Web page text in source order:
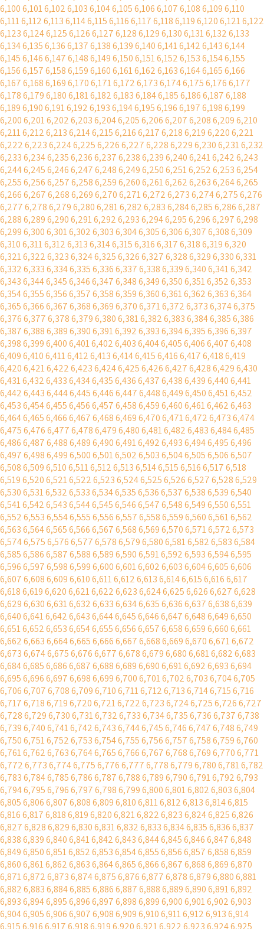
6,1006,1016,1026,1036,1046,1056,1066,1076,1086,1096,110
6,1116,1126,1136,1146,1156,1166,1176,1186,1196,1206,1216,122
6,1236,1246,1256,1266,1276,1286,1296,1306,1316,1326,133
6,1346,1356,1366,1376,1386,1396,1406,1416,1426,1436,144
6,1456,1466,1476,1486,1496,1506,1516,1526,1536,1546,155
6,1566,1576,1586,1596,1606,1616,1626,1636,1646,1656,166
6,1676,1686,1696,1706,1716,1726,1736,1746,1756,1766,177
6,1786,1796,1806,1816,1826,1836,1846,1856,1866,1876,188
6,1896,1906,1916,1926,1936,1946,1956,1966,1976,1986,199
6,2006,2016,2026,2036,2046,2056,2066,2076,2086,2096,210
6,2116,2126,2136,2146,2156,2166,2176,2186,2196,2206,221
6,2226,2236,2246,2256,2266,2276,2286,2296,2306,2316,232
6,2336,2346,2356,2366,2376,2386,2396,2406,2416,2426,243
6,2446,2456,2466,2476,2486,2496,2506,2516,2526,2536,254
6,2556,2566,2576,2586,2596,2606,2616,2626,2636,2646,265
6,2666,2676,2686,2696,2706,2716,2726,2736,2746,2756,276
6,2776,2786,2796,2806,2816,2826,2836,2846,2856,2866,287
6,2886,2896,2906,2916,2926,2936,2946,2956,2966,2976,298
6,2996,3006,3016,3026,3036,3046,3056,3066,3076,3086,309
6,3106,3116,3126,3136,3146,3156,3166,3176,3186,3196,320
6,3216,3226,3236,3246,3256,3266,3276,3286,3296,3306,331
6,3326,3336,3346,3356,3366,3376,3386,3396,3406,3416,342
6,3436,3446,3456,3466,3476,3486,3496,3506,3516,3526,353
6,3546,3556,3566,3576,3586,3596,3606,3616,3626,3636,364
6,3656,3666,3676,3686,3696,3706,3716,3726,3736,3746,375
6,3766,3776,3786,3796,3806,3816,3826,3836,3846,3856,386
6,3876,3886,3896,3906,3916,3926,3936,3946,3956,3966,397
6,3986,3996,4006,4016,4026,4036,4046,4056,4066,4076,408
6,4096,4106,4116,4126,4136,4146,4156,4166,4176,4186,419
6,4206,4216,4226,4236,4246,4256,4266,4276,4286,4296,430
6,4316,4326,4336,4346,4356,4366,4376,4386,4396,4406,441
6,4426,4436,4446,4456,4466,4476,4486,4496,4506,4516,452
6,4536,4546,4556,4566,4576,4586,4596,4606,4616,4626,463
6,4646,4656,4666,4676,4686,4696,4706,4716,4726,4736,474
6,4756,4766,4776,4786,4796,4806,4816,4826,4836,4846,485
6,4866,4876,4886,4896,4906,4916,4926,4936,4946,4956,496
6,4976,4986,4996,5006,5016,5026,5036,5046,5056,5066,507
6,5086,5096,5106,5116,5126,5136,5146,5156,5166,5176,518
6,5196,5206,5216,5226,5236,5246,5256,5266,5276,5286,529
6,5306,5316,5326,5336,5346,5356,5366,5376,5386,5396,540
6,5416,5426,5436,5446,5456,5466,5476,5486,5496,5506,551
6,5526,5536,5546,5556,5566,5576,5586,5596,5606,5616,562
6,5636,5646,5656,5666,5676,5686,5696,5706,5716,5726,573
6,5746,5756,5766,5776,5786,5796,5806,5816,5826,5836,584
6,5856,5866,5876,5886,5896,5906,5916,5926,5936,5946,595
6,5966,5976,5986,5996,6006,6016,6026,6036,6046,6056,606
6,6076,6086,6096,6106,6116,6126,6136,6146,6156,6166,617
6,6186,6196,6206,6216,6226,6236,6246,6256,6266,6276,628
6,6296,6306,6316,6326,6336,6346,6356,6366,6376,6386,639
6,6406,6416,6426,6436,6446,6456,6466,6476,6486,6496,650
6,6516,6526,6536,6546,6556,6566,6576,6586,6596,6606,661
6,6626,6636,6646,6656,6666,6676,6686,6696,6706,6716,672
6,6736,6746,6756,6766,6776,6786,6796,6806,6816,6826,683
6,6846,6856,6866,6876,6886,6896,6906,6916,6926,6936,694
6,6956,6966,6976,6986,6996,7006,7016,7026,7036,7046,705
6,7066,7076,7086,7096,7106,7116,7126,7136,7146,7156,716
6,7176,7186,7196,7206,7216,7226,7236,7246,7256,7266,727
6,7286,7296,7306,7316,7326,7336,7346,7356,7366,7376,738
6,7396,7406,7416,7426,7436,7446,7456,7466,7476,7486,749
6,7506,7516,7526,7536,7546,7556,7566,7576,7586,7596,760
6,7616,7626,7636,7646,7656,7666,7676,7686,7696,7706,771
6,7726,7736,7746,7756,7766,7776,7786,7796,7806,7816,782
6,7836,7846,7856,7866,7876,7886,7896,7906,7916,7926,793
6,7946,7956,7966,7976,7986,7996,8006,8016,8026,8036,804
6,8056,8066,8076,8086,8096,8106,8116,8126,8136,8146,815
6,8166,8176,8186,8196,8206,8216,8226,8236,8246,8256,826
6,8276,8286,8296,8306,8316,8326,8336,8346,8356,8366,837
6,8386,8396,8406,8416,8426,8436,8446,8456,8466,8476,848
6,8496,8506,8516,8526,8536,8546,8556,8566,8576,8586,859
6,8606,8616,8626,8636,8646,8656,8666,8676,8686,8696,870
6,8716,8726,8736,8746,8756,8766,8776,8786,8796,8806,881
6,8826,8836,8846,8856,8866,8876,8886,8896,8906,8916,892
6,8936,8946,8956,8966,8976,8986,8996,9006,9016,9026,903
6,9046,9056,9066,9076,9086,9096,9106,9116,9126,9136,914